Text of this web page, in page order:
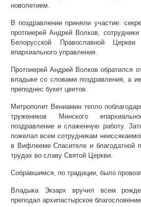
новолетием.
В поздравлении приняли участие:
протоиерей Андрей Волков,
Белорусской Православной
епархиального управления.
Протоиерей Андрей Волков обратился
владыке со словами поздравления, а
преподнес букет цветов.
Митрополит Вениамин тепло
тружеников Минского
поздравление и слаженную работу.
пожелал всем сотрудникам
в Вифлееме Спасителе и благодатной
трудах во славу Святой Церкви.
Собравшимся, по традиции, было
Владыка Экзарх вручил всем
преподал архипастырское